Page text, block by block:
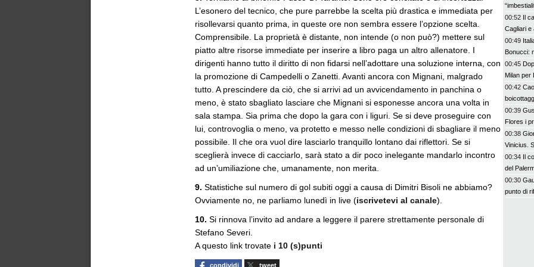
L’esonero del tecnico, che pure parrebbe la scelta più drastica e immediata per
risollevarsi quanto prima, in queste ore non sembra essere l’opzione scelta.
Comprensibile. La proprietà è distante, non intende (o non può?) mettere sul
piatto altre risorse immediate per inserire a libro paga un altro allenatore. I
dirigenti hanno tutto il diritto di non fidarsi nell’adottare una soluzione interna, con
la promozione di Campedelli o Zanetti. Avanti ancora con Mignani, malgrado
tutto. A prescindere da ciò, che si arrivi ad un avvicendamento in panchina o
meno, è stato sbagliato lasciare che Mignani si esponesse ancora una volta in
sala stampa. Sia prima che dopo la gara con i liguri. Se si deve proseguire con
lui, controvoglia o meno, va protetto e messo nelle condizioni di sbagliare il meno
possibile. Il che ora vuol dire lasciarlo tranquillo lontano dai riflettori. Se si
sceglierà invece di cacciarlo, sarà stato a dir poco inelegante mandarlo incontro
ad un’umiliazione che, umanamente, non merita.
9. Statistiche sul numero di gol subiti oggi a causa di Dimitri Bisoli ne abbiamo?
Ovviamente no, ne parliamo lunedì in live (iscrivetevi al canale).
10. Si rinnova l’invito ad andare a leggere il parere strettamente personale di
Stefano Severi.
A questo link trovate i 10 (s)punti
condividi tweet
00:52 Il
Cagliari e
00:49
Bonucci:
00:45
Milan per
00:42
00:39
Flores i
bel colpo”
00:38
Vinicius.
00:34 Il
del
00:30
punto di